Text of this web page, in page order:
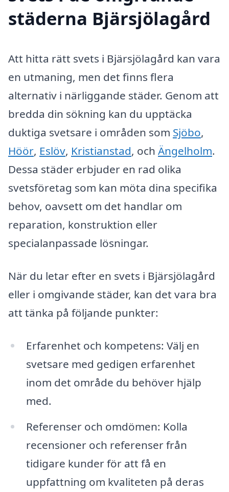
städerna Bjärsjölagård
Att hitta rätt svets i Bjärsjölagård kan vara
en utmaning, men det finns flera
alternativ i närliggande städer. Genom att
bredda din sökning kan du upptäcka
duktiga svetsare i områden som Sjöbo,
Höör, Eslöv, Kristianstad, och Ängelholm.
Dessa städer erbjuder en rad olika
svetsföretag som kan möta dina specifika
behov, oavsett om det handlar om
reparation, konstruktion eller
specialanpassade lösningar.
När du letar efter en svets i Bjärsjölagård
eller i omgivande städer, kan det vara bra
att tänka på följande punkter:
Erfarenhet och kompetens: Välj en
svetsare med gedigen erfarenhet
inom det område du behöver hjälp
med.
Referenser och omdömen: Kolla
recensioner och referenser från
tidigare kunder för att få en
uppfattning om kvaliteten på deras